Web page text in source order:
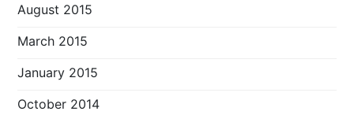
August 2015
March 2015
January 2015
October 2014